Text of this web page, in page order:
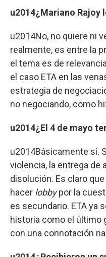
u2014¿Mariano Rajoy
u2014No, no quiere ni
realmente, es entre la
el tema es de
el caso ETA en las
estrategia de
no negociando, como
u2014¿El 4 de mayo
u2014Básicamente sí.
violencia, la entrega de
disolución. Es claro
hacer lobbypor la
es secundario. ETA ya
historia como el último
con una connotación